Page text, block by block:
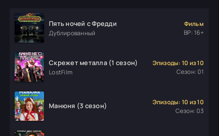
Пять ночей с Фредди
Дублированный
Фильм
ВР: 16+
Скрежет металла (1 сезон)
LostFilm
Эпизоды: 10 из 10
Сезон: 01
Манюня (3 сезон)
Эпизоды: 10 из 10
Сезон: 03